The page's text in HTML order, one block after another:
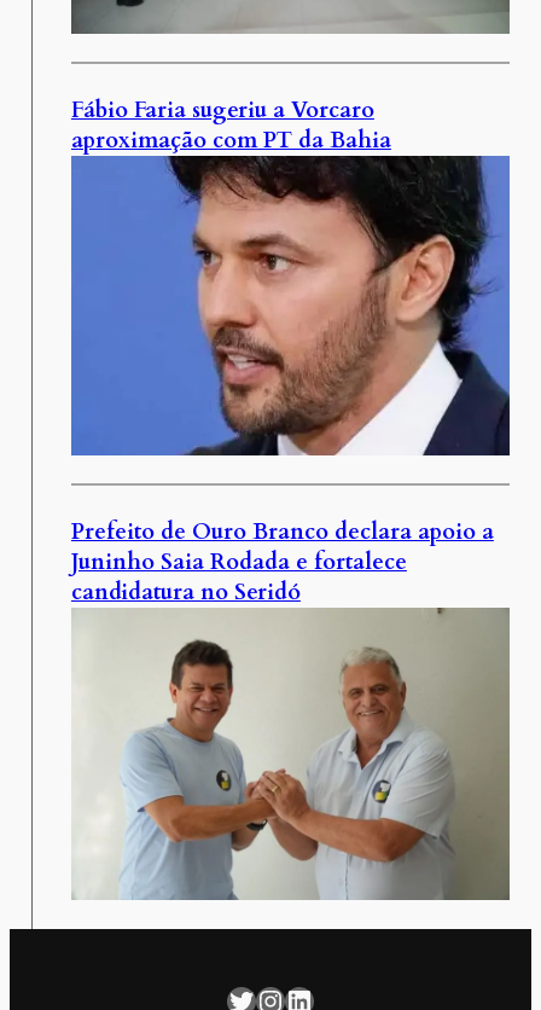
Fábio Faria sugeriu a Vorcaro
aproximação com PT da Bahia
Prefeito de Ouro Branco declara apoio a
Juninho Saia Rodada e fortalece
candidatura no Seridó
Twitter
Instagram
LinkedIn